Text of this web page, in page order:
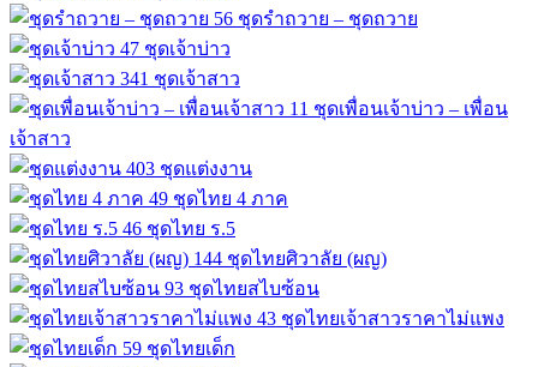
56 ชุดรำถวาย – ชุดถวาย
47 ชุดเจ้าบ่าว
341 ชุดเจ้าสาว
11 ชุดเพื่อนเจ้าบ่าว – เพื่อน
เจ้าสาว
403 ชุดแต่งงาน
49 ชุดไทย 4 ภาค
46 ชุดไทย ร.5
144 ชุดไทยศิวาลัย (ผญ)
93 ชุดไทยสไบซ้อน
43 ชุดไทยเจ้าสาวราคาไม่แพง
59 ชุดไทยเด็ก